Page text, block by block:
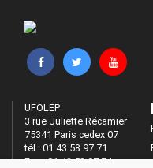
UFOLEP
3 rue Juliette Récamier
75341 Paris cedex 07
tél : 01 43 58 97 71
Fax : 01 43 58 97 74